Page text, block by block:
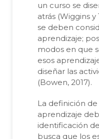
un curso se
atrás (Wiggins
se deben
aprendizaje;
modos en que
esos
diseñar las
(Bowen, 2017).
La definición
aprendizaje
identificación
busca que los